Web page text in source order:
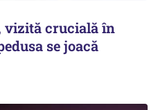
vizită crucială în
se joacă